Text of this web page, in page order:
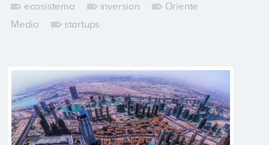
ecosistema inversion
Oriente
Medio
startups